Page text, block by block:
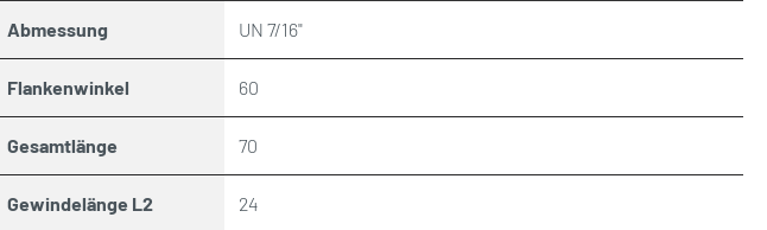
Abmessung UN 7/16"
Flankenwinkel 60
Gesamtlänge 70
Gewindelänge L2 24